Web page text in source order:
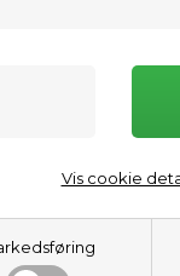
Vis cookie
af passionen for
både
som alle